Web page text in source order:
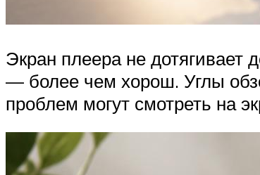
Экран плеера не
— более чем хорош. Углы
проблем могут смотреть на